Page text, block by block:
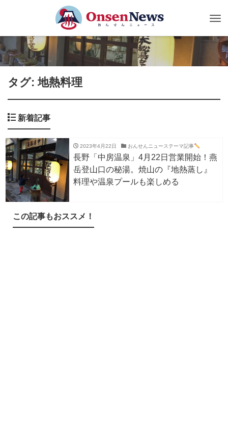
タグ: 地熱料理
新着記事
2023年4月22日 おんせんニューステーマ記事
長野「中房温泉」4月22日営業開始！燕
岳登山口の秘湯。焼山の『地熱蒸し』
料理や温泉プールも楽しめる
この記事もおススメ！